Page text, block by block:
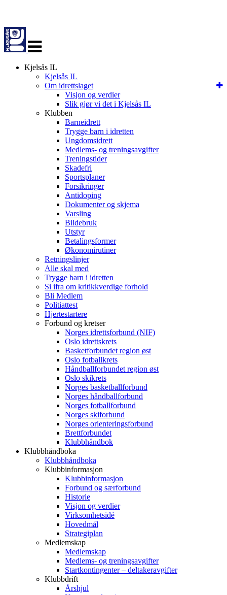
navigasjon
Kjelsås IL
Kjelsås IL
Om idrettslaget
Visjon og verdier
Slik gjør vi det i Kjelsås IL
Klubben
Barneidrett
Trygge barn i idretten
Ungdomsidrett
Medlems- og treningsavgifter
Treningstider
Skadefri
Sportsplaner
Forsikringer
Antidoping
Dokumenter og skjema
Varsling
Bildebruk
Utstyr
Betalingsformer
Økonomirutiner
Retningslinjer
Alle skal med
Trygge barn i idretten
Si ifra om kritikkverdige forhold
Bli Medlem
Politiattest
Hjertestartere
Forbund og kretser
Norges idrettsforbund (NIF)
Oslo idrettskrets
Basketforbundet region øst
Oslo fotballkrets
Håndballforbundet region øst
Oslo skikrets
Norges basketballforbund
Norges håndballforbund
Norges fotballforbund
Norges skiforbund
Norges orienteringsforbund
Brettforbundet
Klubbhåndbok
Klubbhåndboka
Klubbhåndboka
Klubbinformasjon
Klubbinformasjon
Forbund og særforbund
Historie
Visjon og verdier
Virksomhetsidé
Hovedmål
Strategiplan
Medlemskap
Medlemskap
Medlems- og treningsavgifter
Startkontingenter – deltakeravgifter
Klubbdrift
Årshjul